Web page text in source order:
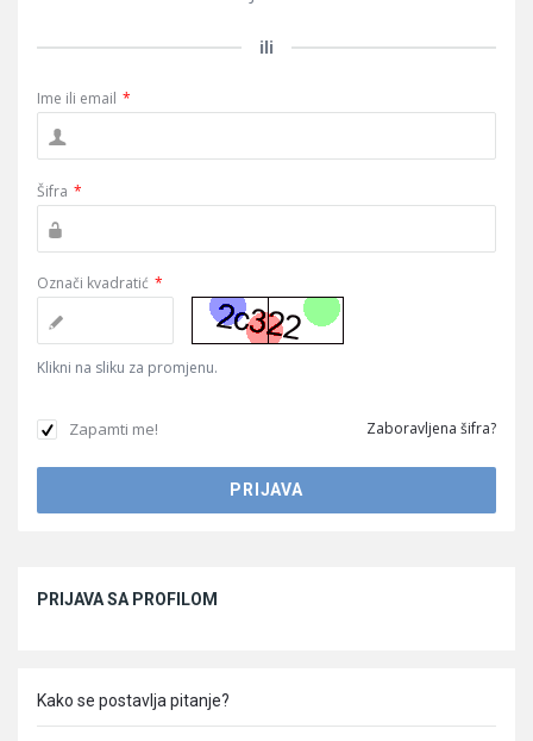
ili
Ime ili email *
Šifra *
Označi kvadratić *
Klikni na sliku za promjenu.
Zapamti me! Zaboravljena šifra?
PRIJAVA SA PROFILOM
Kako se postavlja pitanje?